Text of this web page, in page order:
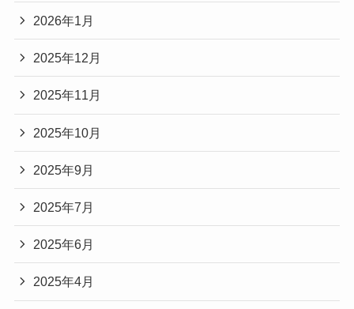
2026年1月
2025年12月
2025年11月
2025年10月
2025年9月
2025年7月
2025年6月
2025年4月